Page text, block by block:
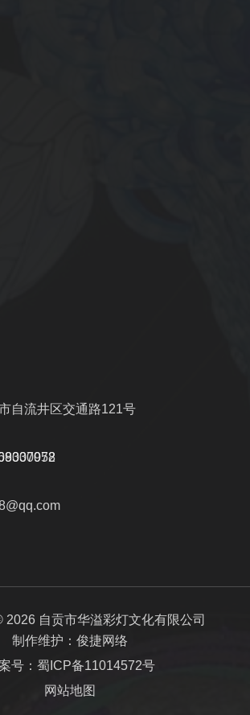
自流井区交通路121号
2026 自贡市华溢彩灯文化有限公司
制作维护：俊捷网络
号：蜀ICP备11014572号
网站地图